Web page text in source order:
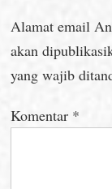
Alamat email
akan
yang wajib
Komentar *